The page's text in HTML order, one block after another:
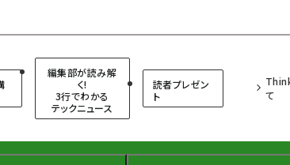
編集部が読み解
く!
3行でわかる
テックニュース
読者プレゼン
ト
て